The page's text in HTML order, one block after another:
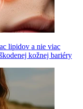
lipidov a nie viac
kožnej bariéry